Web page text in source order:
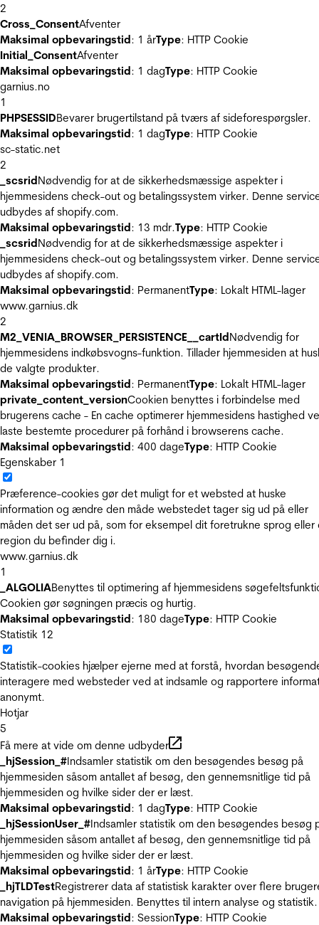
2
Cross_ConsentAfventer
Maksimal opbevaringstid: 1 årType: HTTP Cookie
Initial_ConsentAfventer
Maksimal opbevaringstid: 1 dagType: HTTP Cookie
garnius.no
1
PHPSESSIDBevarer brugertilstand på tværs af sideforespørgsler.
Maksimal opbevaringstid: 1 dagType: HTTP Cookie
sc-static.net
2
_scsridNødvendig for at de sikkerhedsmæssige aspekter i
hjemmesidens check-out og betalingssystem virker. Denne
udbydes af shopify.com.
Maksimal opbevaringstid: 13 mdr.Type: HTTP Cookie
_scsridNødvendig for at de sikkerhedsmæssige aspekter i
hjemmesidens check-out og betalingssystem virker. Denne
udbydes af shopify.com.
Maksimal opbevaringstid: PermanentType: Lokalt HTML-lager
www.garnius.dk
2
M2_VENIA_BROWSER_PERSISTENCE__cartIdNødvendig for
hjemmesidens indkøbsvogns-funktion. Tillader hjemmesiden at
de valgte produkter.
Maksimal opbevaringstid: PermanentType: Lokalt HTML-lager
private_content_versionCookien benyttes i forbindelse med
brugerens cache - En cache optimerer hjemmesidens hastighed
laste bestemte procedurer på forhånd i browserens cache.
Maksimal opbevaringstid: 400 dageType: HTTP Cookie
Egenskaber 1
Præference-cookies gør det muligt for et websted at huske
information og ændre den måde webstedet tager sig ud på eller
måden det ser ud på, som for eksempel dit foretrukne sprog eller
region du befinder dig i.
www.garnius.dk
1
_ALGOLIABenyttes til optimering af hjemmesidens
Cookien gør søgningen præcis og hurtig.
Maksimal opbevaringstid: 180 dageType: HTTP Cookie
Statistik 12
Statistik-cookies hjælper ejerne med at forstå, hvordan
interagere med websteder ved at indsamle og rapportere
anonymt.
Hotjar
5
Få mere at vide om denne udbyder
_hjSession_#Indsamler statistik om den besøgendes besøg på
hjemmesiden såsom antallet af besøg, den gennemsnitlige tid på
hjemmesiden og hvilke sider der er læst.
Maksimal opbevaringstid: 1 dagType: HTTP Cookie
_hjSessionUser_#Indsamler statistik om den besøgendes besøg
hjemmesiden såsom antallet af besøg, den gennemsnitlige tid på
hjemmesiden og hvilke sider der er læst.
Maksimal opbevaringstid: 1 årType: HTTP Cookie
_hjTLDTestRegistrerer data af statistisk karakter over flere
navigation på hjemmesiden. Benyttes til intern analyse og statistik.
Maksimal opbevaringstid: SessionType: HTTP Cookie